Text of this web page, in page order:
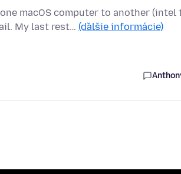
macOS computer to another (intel
My last rest… (ďalšie informácie)